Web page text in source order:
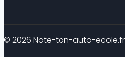
© 2026 Note-ton-auto-ecole.fr